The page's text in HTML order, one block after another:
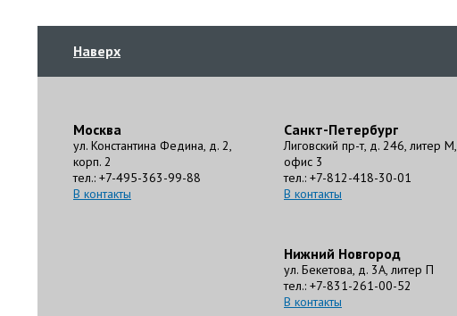
Наверх
Москва
ул. Константина Федина, д. 2,
корп. 2
тел.: +7-495-363-99-88
В контакты
Санкт-Петербург
Лиговский пр-т, д. 246, литер М,
офис 3
тел.: +7-812-418-30-01
В контакты
Нижний Новгород
ул. Бекетова, д. 3А, литер П
тел.: +7-831-261-00-52
В контакты